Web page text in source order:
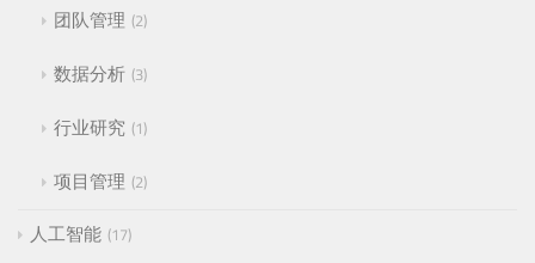
团队管理 2
数据分析 3
行业研究 1
项目管理 2
人工智能 17